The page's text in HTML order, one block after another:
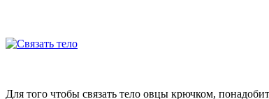
Для того чтобы связать тело овцы крючком,